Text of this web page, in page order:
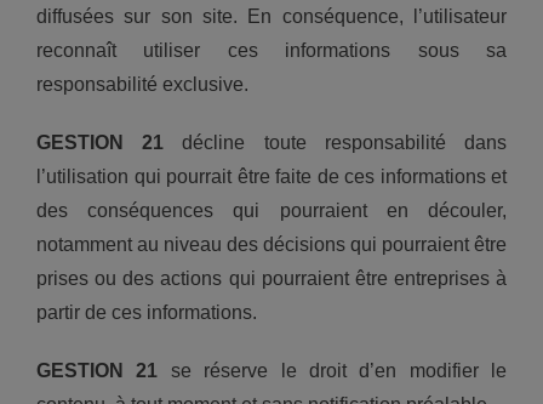
diffusées sur son site. En conséquence, l’utilisateur
reconnaît utiliser ces informations sous sa
responsabilité exclusive.
GESTION 21 décline toute responsabilité dans
l’utilisation qui pourrait être faite de ces informations et
des conséquences qui pourraient en découler,
notamment au niveau des décisions qui pourraient être
prises ou des actions qui pourraient être entreprises à
partir de ces informations.
GESTION 21 se réserve le droit d’en modifier le